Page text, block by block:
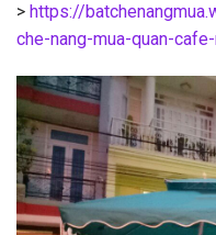
> https://
che-nang-mua-quan-